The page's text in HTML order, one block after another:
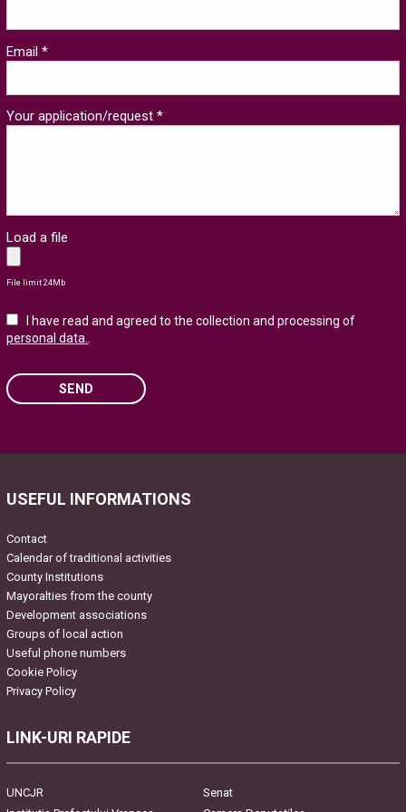
Email *
Your application/request *
Load a file
File limit 24Mb
I have read and agreed to the collection and processing of
personal data.
SEND
USEFUL INFORMATIONS
Contact
Calendar of traditional activities
County Institutions
Mayoralties from the county
Development associations
Groups of local action
Useful phone numbers
Cookie Policy
Privacy Policy
LINK-URI RAPIDE
UNCJR
Senat